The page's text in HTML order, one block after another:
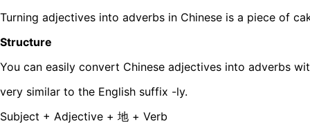
Turning adjectives into adverbs in Chinese is a piece of
Structure
You can easily convert Chinese adjectives into adverbs
very similar to the English suffix -ly.
Subject + Adjective + 地 + Verb